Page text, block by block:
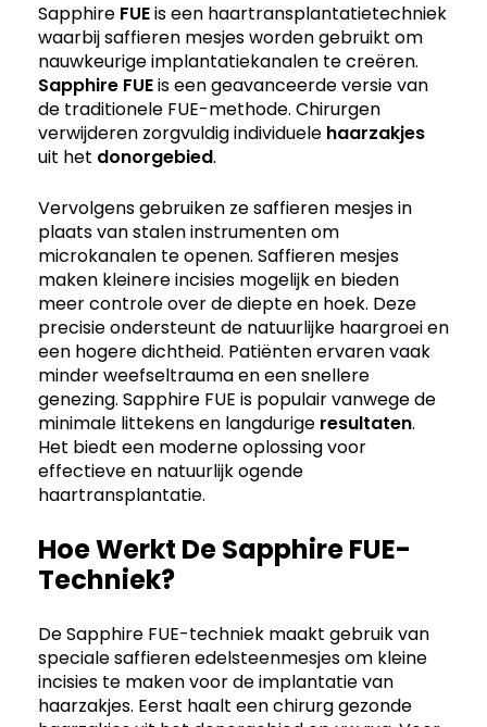
Sapphire FUEis een haartransplantatietechniek
waarbij saffieren mesjes worden gebruikt om
nauwkeurige implantatiekanalen te creëren.
Sapphire FUEis een geavanceerde versie van
de traditionele FUE-methode. Chirurgen
verwijderen zorgvuldig individuele haarzakjes
uit het donorgebied.
Vervolgens gebruiken ze saffieren mesjes in
plaats van stalen instrumenten om
microkanalen te openen. Saffieren mesjes
maken kleinere incisies mogelijk en bieden
meer controle over de diepte en hoek. Deze
precisie ondersteunt de natuurlijke haargroei en
een hogere dichtheid. Patiënten ervaren vaak
minder weefseltrauma en een snellere
genezing. Sapphire FUE is populair vanwege de
minimale littekens en langdurige resultaten.
Het biedt een moderne oplossing voor
effectieve en natuurlijk ogende
haartransplantatie.
Hoe Werkt De Sapphire FUE-
Techniek?
De Sapphire FUE-techniek maakt gebruik van
speciale saffieren edelsteenmesjes om kleine
incisies te maken voor de implantatie van
haarzakjes. Eerst haalt een chirurg gezonde